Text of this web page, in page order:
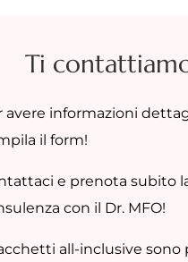
Ti
avere informazioni
il form!
e prenota subito
con il Dr. MFO!
all-inclusive sono